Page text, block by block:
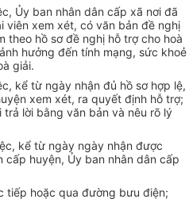
Ủy ban nhân dân cấp xã nơi đã
viên xem xét, có văn bản đề nghị
theo hồ sơ đề nghị hỗ trợ cho hoà
hưởng đến tính mạng, sức khoẻ
giải.
kể từ ngày nhận đủ hồ sơ hợp lệ,
xem xét, ra quyết định hỗ trợ;
lời bằng văn bản và nêu rõ lý
kể từ ngày ngày nhận được
huyện, Ủy ban nhân dân cấp
tiếp hoặc qua đường bưu điện;